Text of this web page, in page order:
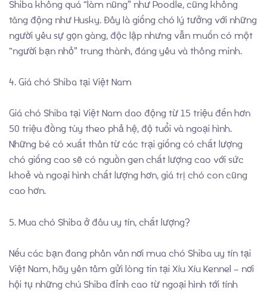
Shiba không quá “làm nũng” như Poodle, cũng không
tăng động như Husky. Đây là giống chó lý tưởng với những
người yêu sự gọn gàng, độc lập nhưng vẫn muốn có một
“người bạn nhỏ” trung thành, đáng yêu và thông minh.
4. Giá chó Shiba tại Việt Nam
Giá chó Shiba tại Việt Nam dao động từ 15 triệu đến hơn
50 triệu đồng tùy theo phả hệ, độ tuổi và ngoại hình.
Những bé có xuất thân từ các trại giống có chất lượng
chó giống cao sẽ có nguồn gen chất lượng cao với sức
khoẻ và ngoại hình chất lượng hơn, giá trị chó con cũng
cao hơn.
5. Mua chó Shiba ở đâu uy tín, chất lượng?
Nếu các bạn đang phân vân nơi mua chó Shiba uy tín tại
Việt Nam, hãy yên tâm gửi lòng tin tại Xíu Xíu Kennel – nơi
hội tụ những chú Shiba đỉnh cao từ ngoại hình tới tính